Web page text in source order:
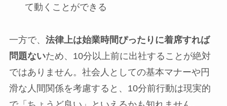
て動くことができる
一方で、 法律上は始業時間ぴったりに着席すれば
問題ないため、10分以上前に出社することが絶対
ではありません。社会人としての基本マナーや円
滑な人間関係を考慮すると、10分前行動は現実的